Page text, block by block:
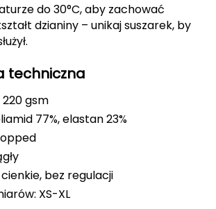
do 30°C, aby zachować
dzianiny – unikaj suszarek, by
techniczna
gsm
77%, elastan 23%
bez regulacji
XS-XL